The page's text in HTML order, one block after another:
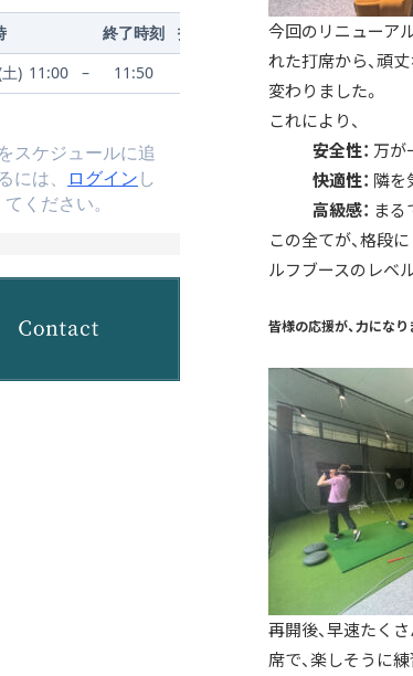
今回のリニューア
れた打席から、頑
変わりました。
これにより、
安全性： 万が
快適性： 隣を
高級感： まる
この全てが、格段
ルフブースのレベ
皆様の応援が、力になり
再開後、早速たく
席で、楽しそうに